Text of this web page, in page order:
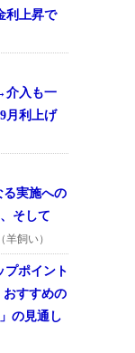
利上昇で
介入も一
月利上げ
る実施への
そして
（羊飼い）
プポイント
おすすめの
の見通し